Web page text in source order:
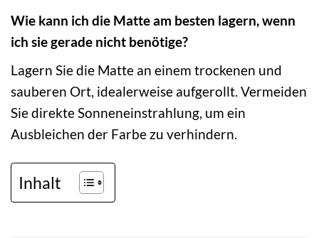
Wie kann ich die Matte am besten lagern, wenn
ich sie gerade nicht benötige?
Lagern Sie die Matte an einem trockenen und
sauberen Ort, idealerweise aufgerollt. Vermeiden
Sie direkte Sonneneinstrahlung, um ein
Ausbleichen der Farbe zu verhindern.
Inhalt